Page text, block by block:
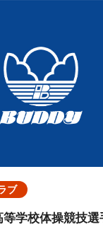
ブ
学校体操競技選